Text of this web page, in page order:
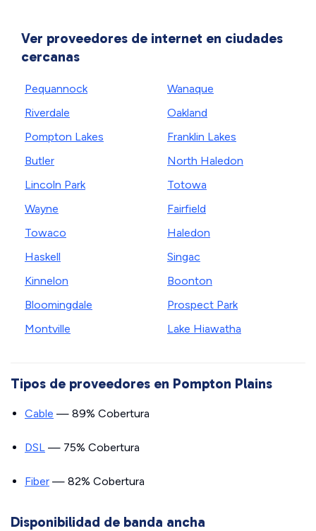
Ver proveedores de internet en ciudades
cercanas
Pequannock
Riverdale
Pompton Lakes
Butler
Lincoln Park
Wayne
Towaco
Haskell
Kinnelon
Bloomingdale
Montville
Wanaque
Oakland
Franklin Lakes
North Haledon
Totowa
Fairfield
Haledon
Singac
Boonton
Prospect Park
Lake Hiawatha
Tipos de proveedores en Pompton Plains
Cable — 89% Cobertura
DSL — 75% Cobertura
Fiber — 82% Cobertura
Disponibilidad de banda ancha